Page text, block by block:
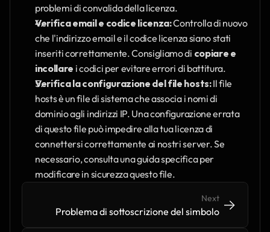
problemi di convalida della licenza.
Verifica email e codice licenza: Controlla di nuovo
che l'indirizzo email e il codice licenza siano stati
inseriti correttamente. Consigliamo di copiare e
incollare i codici per evitare errori di battitura.
Verifica la configurazione del file hosts: Il file
hosts è un file di sistema che associa i nomi di
dominio agli indirizzi IP. Una configurazione errata
di questo file può impedire alla tua licenza di
connettersi correttamente ai nostri server. Se
necessario, consulta una guida specifica per
modificare in sicurezza questo file.
Next
Problema di sottoscrizione del simbolo
-> ->